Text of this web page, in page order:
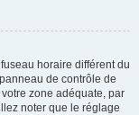
horaire différent du
de contrôle de
zone adéquate, par
noter que le réglage